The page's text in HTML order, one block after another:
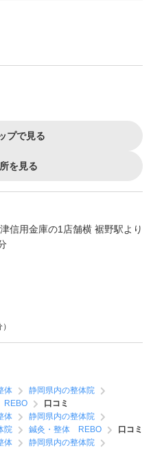
プで見る
を見る
信用金庫の1店舗横 裾野駅より
体
静岡県内の整体院
REBO
口コミ
体
静岡県内の整体院
院 鍼灸・整体 REBO
口コミ
体
静岡県内の整体院